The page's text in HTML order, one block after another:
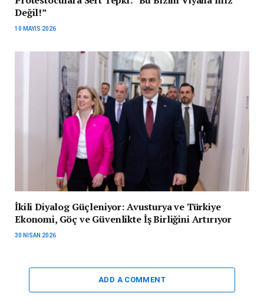
Değil!”
10 MAYIS 2026
İkili Diyalog Güçleniyor: Avusturya ve Türkiye
Ekonomi, Göç ve Güvenlikte İş Birliğini Artırıyor
30 NISAN 2026
ADD A COMMENT